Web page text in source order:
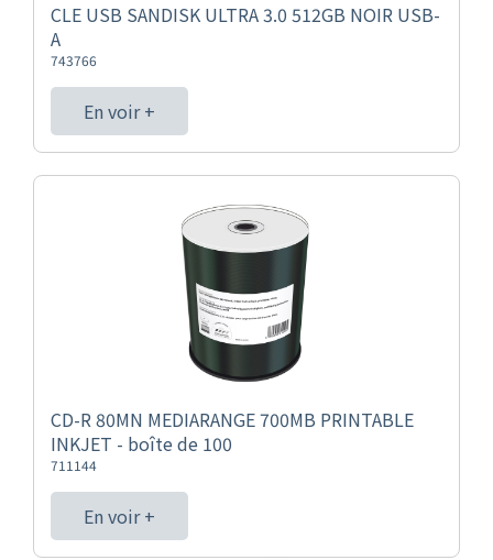
CLE USB SANDISK ULTRA 3.0 512GB NOIR USB-
A
743766
En voir +
CD-R 80MN MEDIARANGE 700MB PRINTABLE
INKJET - boîte de 100
711144
En voir +